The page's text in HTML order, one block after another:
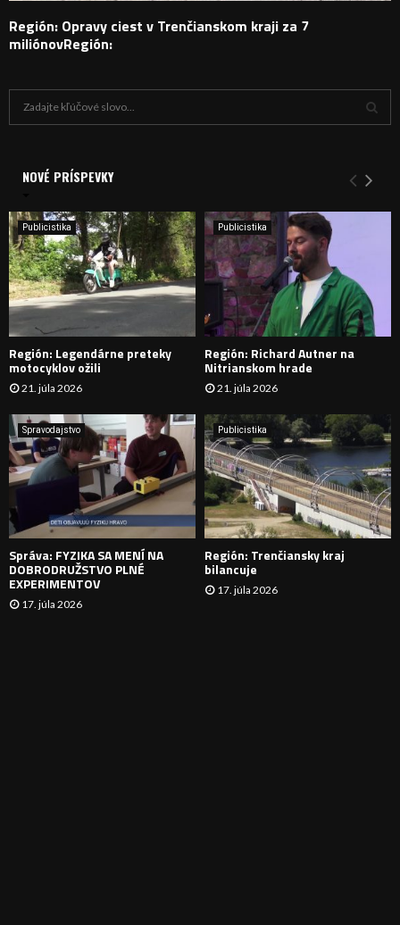
Región: Opravy ciest v Trenčianskom kraji za 7
miliónovRegión:
i
e
:
Y
H
D
A
N
I
E
NOVÉ PRÍSPEVKY
Publicistika
Región: Legendárne preteky
motocyklov ožili
21. júla 2026
Publicistika
Región: Richard Autner na
Nitrianskom hrade
21. júla 2026
Spravodajstvo
Správa: FYZIKA SA MENÍ NA
DOBRODRUŽSTVO PLNÉ
EXPERIMENTOV
17. júla 2026
Publicistika
Región: Trenčiansky kraj
bilancuje
17. júla 2026